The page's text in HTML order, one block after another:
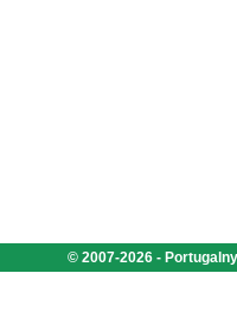
© 2007-2026 -